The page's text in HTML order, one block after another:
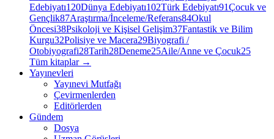
Edebiyatı120Dünya Edebiyatı102Türk Edebiyatı91Çocuk ve
Gençlik87Araştırma/İnceleme/Referans84Okul
Öncesi38Psikoloji ve Kişisel Gelişim37Fantastik ve Bilim
Kurgu32Polisiye ve Macera29Biyografi /
Otobiyografi28Tarih28Deneme25Aile/Anne ve Çocuk25
Tüm kitaplar →
Yayınevleri
Yayınevi Mutfağı
Çevirmenlerden
Editörlerden
Gündem
Dosya